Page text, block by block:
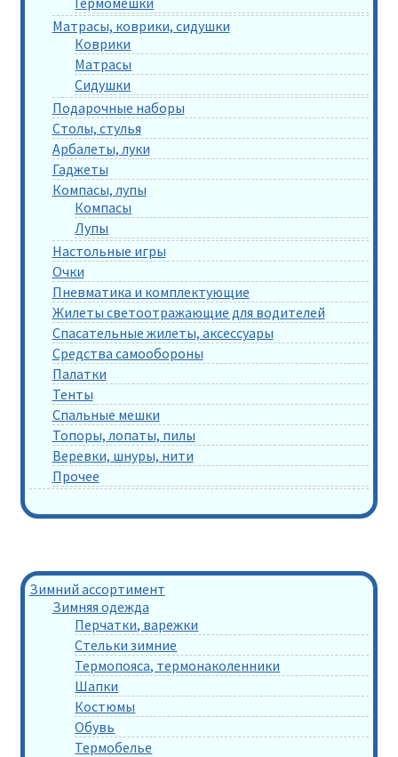
Матрасы, коврики, сидушки
Коврики
Матрасы
Сидушки
Подарочные наборы
Столы, стулья
Арбалеты, луки
Гаджеты
Компасы, лупы
Компасы
Лупы
Настольные игры
Очки
Пневматика и комплектующие
Жилеты светоотражающие для водителей
Спасательные жилеты, аксессуары
Средства самообороны
Палатки
Тенты
Спальные мешки
Топоры, лопаты, пилы
Веревки, шнуры, нити
Прочее
Зимний ассортимент
Зимняя одежда
Перчатки, варежки
Стельки зимние
Термопояса, термонаколенники
Шапки
Костюмы
Обувь
Термобелье